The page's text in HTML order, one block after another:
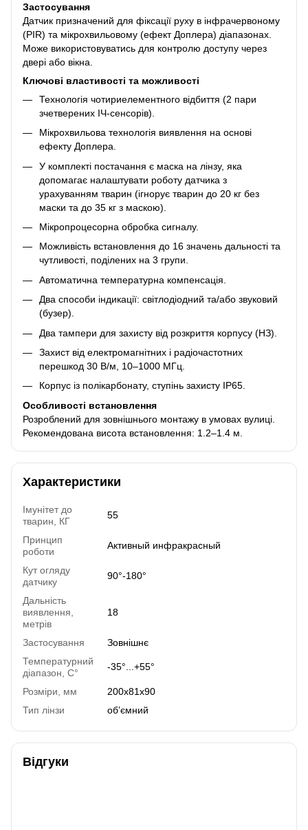
Застосування
Датчик призначений для фіксації руху в інфрачервоному
(PIR) та мікрохвильовому (ефект Доплера) діапазонах.
Може використовуватись для контролю доступу через
двері або вікна.
Ключові властивості та можливості
Технологія чотириелементного відбиття (2 пари
зчетверених ІЧ-сенсорів).
Мікрохвильова технологія виявлення на основі
ефекту Доплера.
У комплекті постачання є маска на лінзу, яка
допомагає налаштувати роботу датчика з
урахуванням тварин (ігнорує тварин до 20 кг без
маски та до 35 кг з маскою).
Мікропроцесорна обробка сигналу.
Можливість встановлення до 16 значень дальності та
чутливості, поділених на 3 групи.
Автоматична температурна компенсація.
Два способи індикації: світлодіодний та/або звуковий
(бузер).
Два тампери для захисту від розкриття корпусу (НЗ).
Захист від електромагнітних і радіочастотних
перешкод 30 В/м, 10–1000 МГц.
Корпус із полікарбонату, ступінь захисту IP65.
Особливості встановлення
Розроблений для зовнішнього монтажу в умовах вулиці.
Рекомендована висота встановлення: 1.2–1.4 м.
Характеристики
Імунітет до
тварин, КГ
55
Принцип
роботи
Активный инфракрасный
Кут огляду
датчику
90°-180°
Дальність
виявлення,
метрів
18
Застосування
Зовнішнє
Температурний
діапазон, C°
-35°...+55°
Розміри, мм
200х81х90
Тип лінзи
обʼємний
Відгуки